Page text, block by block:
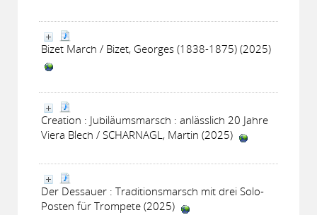
Bizet March / Bizet, Georges (1838-1875) (2025)
Creation : Jubiläumsmarsch : anlässlich 20 Jahre
Viera Blech / SCHARNAGL, Martin (2025)
Der Dessauer : Traditionsmarsch mit drei Solo-
Posten für Trompete (2025)